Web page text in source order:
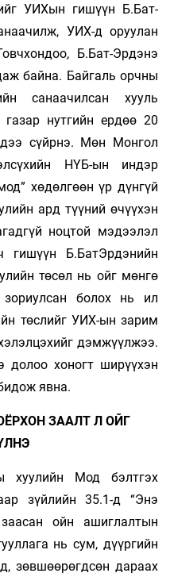
УИХын гишүүн Б.Бат-
УИХ-д оруулан
Б.Бат-Эрдэнэ
байна. Байгаль орчны
санаачилсан хууль
нутгийн ердөө 20
сүйрнэ. Мөн Монгол
НҮБ-ын индэр
хөдөлгөөн үр дүнгүй
ард түүний өчүүхэн
ноцтой мэдээлэл
Б.БатЭрдэнийн
төсөл нь ойг мөнгө
болох нь ил
төслийг УИХ-ын зарим
дэмжүүлжээ.
долоо хоногт ширүүхэн
явна.
ЗААЛТ Л ОЙГ
Мод бэлтгэх
зүйлийн 35.1-д “Энэ
ойн ашиглалтын
нь сум, дүүргийн
зөвшөөрөгдсөн дараах